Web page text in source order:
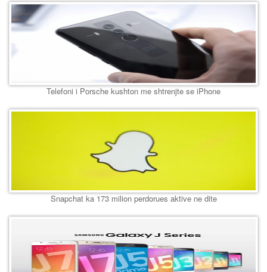
Telefoni i Porsche kushton me shtrenjte se iPhone
Snapchat ka 173 milion perdorues aktive ne dite